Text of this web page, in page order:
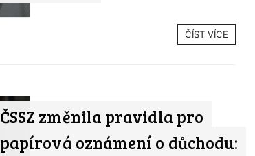
ČÍST VÍCE
ČSSZ změnila pravidla pro
papírová oznámení o důchodu: